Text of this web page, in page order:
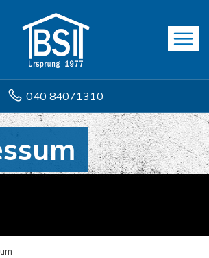
040 84071310